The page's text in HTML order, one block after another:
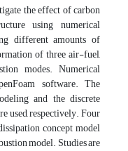
the effect of carbon
using numerical
different amounts of
of three air-fuel,
modes. Numerical
software. The
and the discrete
used, respectively. Four
concept model
model. Studies are